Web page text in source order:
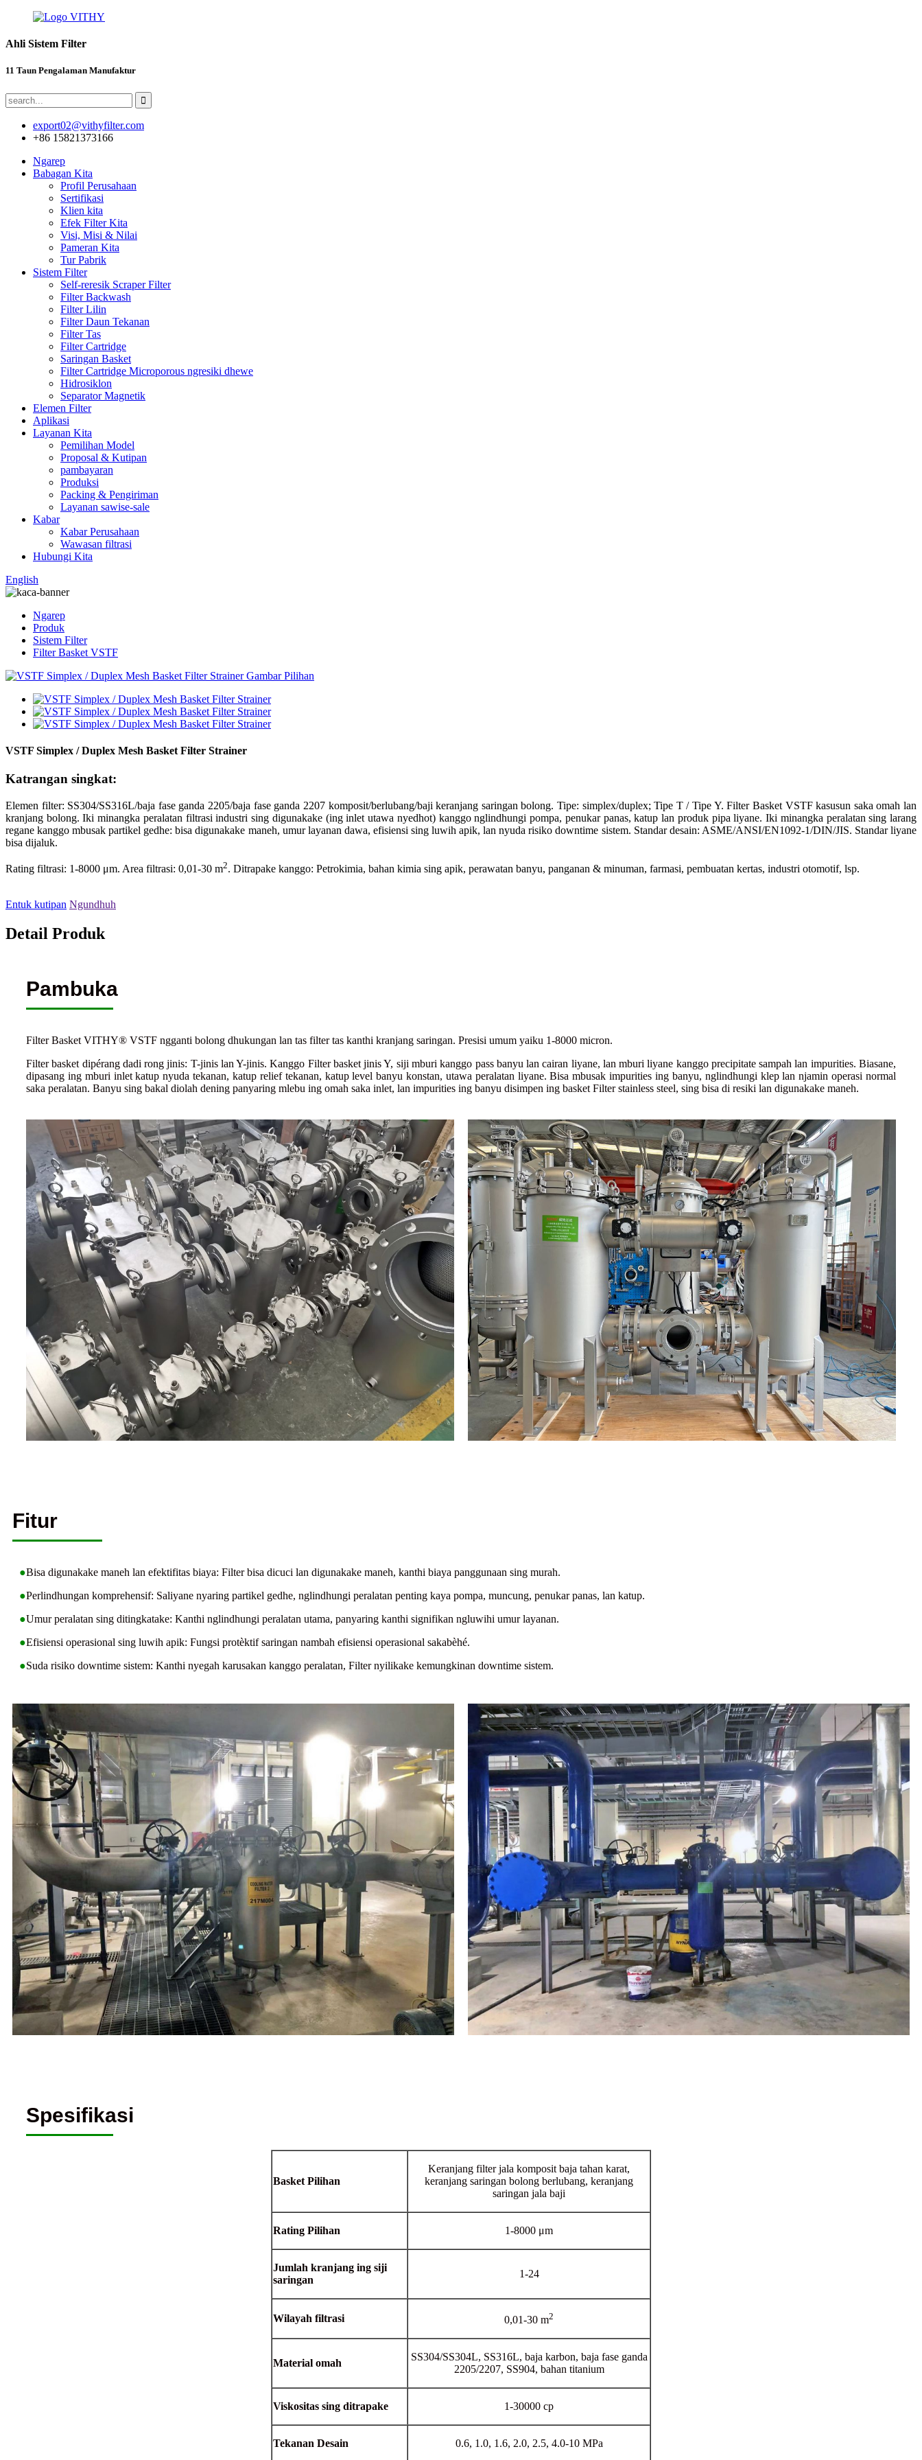
Ahli Sistem Filter
11 Taun Pengalaman Manufaktur
export02@vithyfilter.com
+86 15821373166
Ngarep
Babagan Kita
Profil Perusahaan
Sertifikasi
Klien kita
Efek Filter Kita
Visi, Misi & Nilai
Pameran Kita
Tur Pabrik
Sistem Filter
Self-reresik Scraper Filter
Filter Backwash
Filter Lilin
Filter Daun Tekanan
Filter Tas
Filter Cartridge
Saringan Basket
Filter Cartridge Microporous ngresiki dhewe
Hidrosiklon
Separator Magnetik
Elemen Filter
Aplikasi
Layanan Kita
Pemilihan Model
Proposal & Kutipan
pambayaran
Produksi
Packing & Pengiriman
Layanan sawise-sale
Kabar
Kabar Perusahaan
Wawasan filtrasi
Hubungi Kita
English
Ngarep
Produk
Sistem Filter
Filter Basket VSTF
VSTF Simplex / Duplex Mesh Basket Filter Strainer
Katrangan singkat:
Elemen filter: SS304/SS316L/baja fase ganda 2205/baja fase ganda 2207 komposit/berlubang/baji keranjang saringan bolong. Tipe: simplex/duplex; Tipe T / Tipe Y. Filter Basket VSTF kasusun saka omah lan
kranjang bolong. Iki minangka peralatan filtrasi industri sing digunakake (ing inlet utawa nyedhot) kanggo nglindhungi pompa, penukar panas, katup lan produk pipa liyane. Iki minangka peralatan sing larang
regane kanggo mbusak partikel gedhe: bisa digunakake maneh, umur layanan dawa, efisiensi sing luwih apik, lan nyuda risiko downtime sistem. Standar desain: ASME/ANSI/EN1092-1/DIN/JIS. Standar liyane
bisa dijaluk.
Rating filtrasi: 1-8000 μm. Area filtrasi: 0,01-30 m2. Ditrapake kanggo: Petrokimia, bahan kimia sing apik, perawatan banyu, panganan & minuman, farmasi, pembuatan kertas, industri otomotif, lsp.
Entuk kutipan Ngundhuh
Detail Produk
Pambuka
Filter Basket VITHY® VSTF ngganti bolong dhukungan lan tas filter tas kanthi kranjang saringan. Presisi umum yaiku 1-8000 micron.
Filter basket dipérang dadi rong jinis: T-jinis lan Y-jinis. Kanggo Filter basket jinis Y, siji mburi kanggo pass banyu lan cairan liyane, lan mburi liyane kanggo precipitate sampah lan impurities. Biasane,
dipasang ing mburi inlet katup nyuda tekanan, katup relief tekanan, katup level banyu konstan, utawa peralatan liyane. Bisa mbusak impurities ing banyu, nglindhungi klep lan njamin operasi normal
saka peralatan. Banyu sing bakal diolah dening panyaring mlebu ing omah saka inlet, lan impurities ing banyu disimpen ing basket Filter stainless steel, sing bisa di resiki lan digunakake maneh.
Fitur
●Bisa digunakake maneh lan efektifitas biaya: Filter bisa dicuci lan digunakake maneh, kanthi biaya panggunaan sing murah.
●Perlindhungan komprehensif: Saliyane nyaring partikel gedhe, nglindhungi peralatan penting kaya pompa, muncung, penukar panas, lan katup.
●Umur peralatan sing ditingkatake: Kanthi nglindhungi peralatan utama, panyaring kanthi signifikan ngluwihi umur layanan.
●Efisiensi operasional sing luwih apik: Fungsi protèktif saringan nambah efisiensi operasional sakabèhé.
●Suda risiko downtime sistem: Kanthi nyegah karusakan kanggo peralatan, Filter nyilikake kemungkinan downtime sistem.
Spesifikasi
Basket Pilihan
Keranjang filter jala komposit baja tahan karat,
keranjang saringan bolong berlubang, keranjang
saringan jala baji
Rating Pilihan 1-8000 μm
Jumlah kranjang ing siji
saringan
1-24
Wilayah filtrasi 0,01-30 m2
Material omah
SS304/SS304L, SS316L, baja karbon, baja fase ganda
2205/2207, SS904, bahan titanium
Viskositas sing ditrapake 1-30000 cp
Tekanan Desain 0.6, 1.0, 1.6, 2.0, 2.5, 4.0-10 MPa